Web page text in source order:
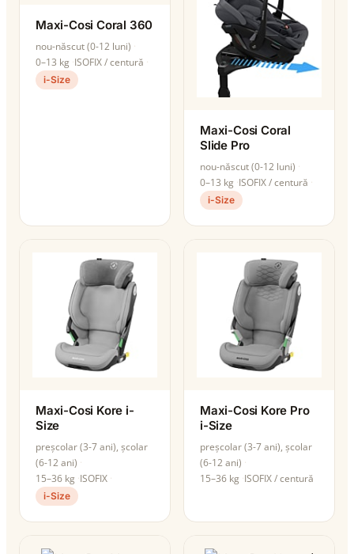
Maxi-Cosi Coral 360
nou-născut (0-12 luni)
0–13 kg ISOFIX / centură
i-Size
Maxi-Cosi Coral
Slide Pro
nou-născut (0-12 luni)
0–13 kg ISOFIX / centură
i-Size
Maxi-Cosi Kore i-
Size
preșcolar (3-7 ani), școlar
(6-12 ani)
15–36 kg ISOFIX
i-Size
Maxi-Cosi Kore Pro
i-Size
preșcolar (3-7 ani), școlar
(6-12 ani)
15–36 kg ISOFIX / centură